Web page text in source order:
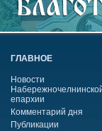
ГЛАВНОЕ
Новости
епархии
Комментарий дня
Публикации